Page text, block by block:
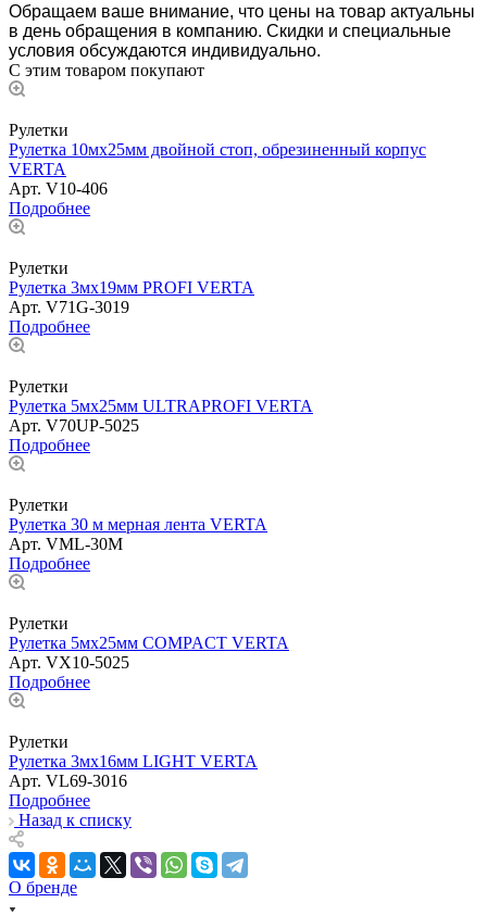
Обращаем ваше внимание, что цены на товар актуальны
в день обращения в компанию. Скидки и специальные
условия обсуждаются индивидуально.
С этим товаром покупают
Рулетки
Рулетка 10мх25мм двойной стоп, обрезиненный корпус
VERTA
Арт. V10-406
Подробнее
Рулетки
Рулетка 3мх19мм PROFI VERTA
Арт. V71G-3019
Подробнее
Рулетки
Рулетка 5мх25мм ULTRAPROFI VERTA
Арт. V70UP-5025
Подробнее
Рулетки
Рулетка 30 м мерная лента VERTA
Арт. VML-30M
Подробнее
Рулетки
Рулетка 5мх25мм COMPACT VERTA
Арт. VX10-5025
Подробнее
Рулетки
Рулетка 3мх16мм LIGHT VERTA
Арт. VL69-3016
Подробнее
Назад к списку
О бренде